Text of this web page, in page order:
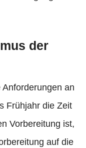
der
an
Frühjahr die Zeit
Vorbereitung ist,
auf die